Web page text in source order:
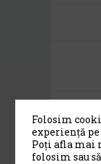
Folosim
experiență
Poți afla mai
folosim sau